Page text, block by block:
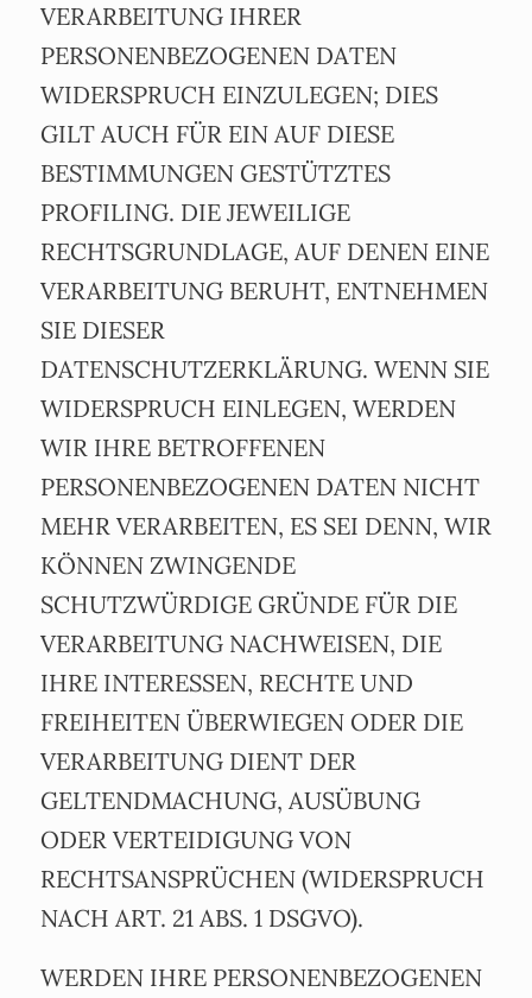
VERARBEITUNG IHRER
PERSONENBEZOGENEN DATEN
WIDERSPRUCH EINZULEGEN; DIES
GILT AUCH FÜR EIN AUF DIESE
BESTIMMUNGEN GESTÜTZTES
PROFILING. DIE JEWEILIGE
RECHTSGRUNDLAGE, AUF DENEN EINE
VERARBEITUNG BERUHT, ENTNEHMEN
SIE DIESER
DATENSCHUTZERKLÄRUNG. WENN SIE
WIDERSPRUCH EINLEGEN, WERDEN
WIR IHRE BETROFFENEN
PERSONENBEZOGENEN DATEN NICHT
MEHR VERARBEITEN, ES SEI DENN, WIR
KÖNNEN ZWINGENDE
SCHUTZWÜRDIGE GRÜNDE FÜR DIE
VERARBEITUNG NACHWEISEN, DIE
IHRE INTERESSEN, RECHTE UND
FREIHEITEN ÜBERWIEGEN ODER DIE
VERARBEITUNG DIENT DER
GELTENDMACHUNG, AUSÜBUNG
ODER VERTEIDIGUNG VON
RECHTSANSPRÜCHEN (WIDERSPRUCH
NACH ART. 21 ABS. 1 DSGVO).
WERDEN IHRE PERSONENBEZOGENEN